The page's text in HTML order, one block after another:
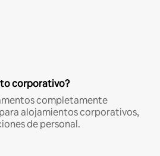
corporativo?
completamente
alojamientos corporativos,
de personal.